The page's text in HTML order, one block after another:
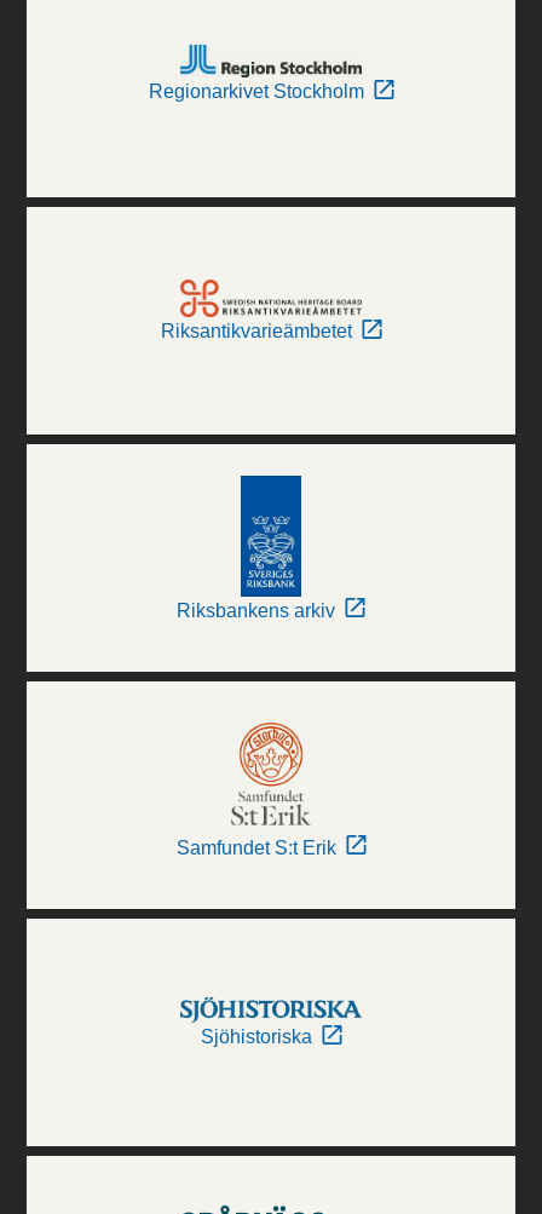
Regionarkivet Stockholm
Riksantikvarieämbetet
Riksbankens arkiv
Samfundet S:t Erik
Sjöhistoriska